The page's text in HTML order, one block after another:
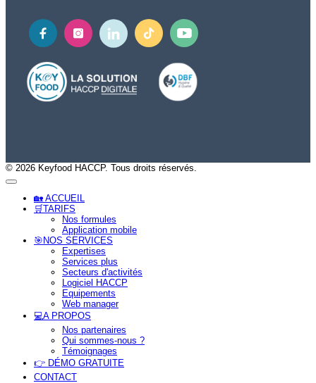
© 2026 Keyfood HACCP. Tous droits réservés.
🏡 ACCUEIL
🛒TARIFS
Nos formules
Application mobile
🎯NOS SERVICES
Expertises
Services plus
Secteurs d'activités
Logiciel HACCP
Equipements
Web manager
💻A PROPOS
Nos partenaires
Qui sommes-nous ?
Témoignages
👉 DÉMO GRATUITE
CONTACT